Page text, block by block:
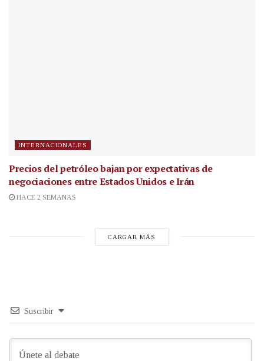
INTERNACIONALES
Precios del petróleo bajan por expectativas de
negociaciones entre Estados Unidos e Irán
HACE 2 SEMANAS
CARGAR MÁS
Suscribir